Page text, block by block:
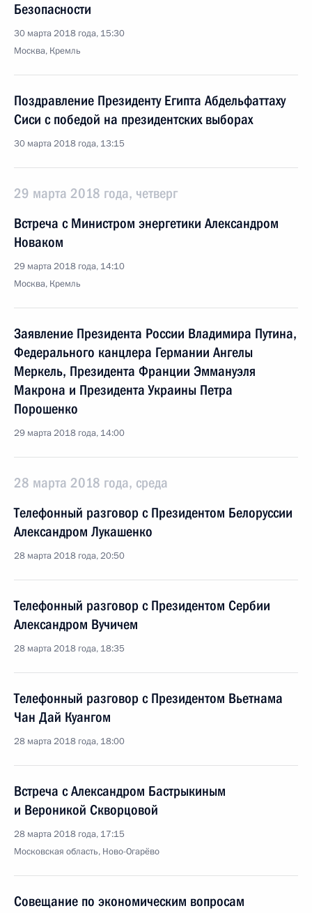
Безопасности
30 марта 2018 года, 15:30
Москва, Кремль
Поздравление Президенту Египта Абдельфаттаху
Сиси с победой на президентских выборах
30 марта 2018 года, 13:15
29 марта 2018 года, четверг
Встреча с Министром энергетики Александром
Новаком
29 марта 2018 года, 14:10
Москва, Кремль
Заявление Президента России Владимира Путина,
Федерального канцлера Германии Ангелы
Меркель, Президента Франции Эммануэля
Макрона и Президента Украины Петра
Порошенко
29 марта 2018 года, 14:00
28 марта 2018 года, среда
Телефонный разговор с Президентом Белоруссии
Александром Лукашенко
28 марта 2018 года, 20:50
Телефонный разговор с Президентом Сербии
Александром Вучичем
28 марта 2018 года, 18:35
Телефонный разговор с Президентом Вьетнама
Чан Дай Куангом
28 марта 2018 года, 18:00
Встреча с Александром Бастрыкиным
и Вероникой Скворцовой
28 марта 2018 года, 17:15
Московская область, Ново-Огарёво
Совещание по экономическим вопросам